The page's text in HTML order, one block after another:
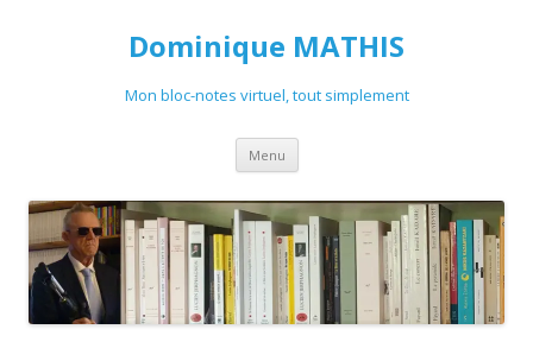
Dominique MATHIS
Mon bloc-notes virtuel, tout simplement
Menu Aller
contenu